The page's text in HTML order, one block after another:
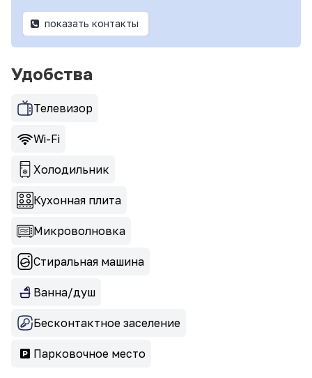
показать контакты
Удобства
Телевизор
Wi-Fi
Холодильник
Кухонная плита
Микроволновка
Стиральная машина
Ванна/душ
Бесконтактное заселение
Парковочное место